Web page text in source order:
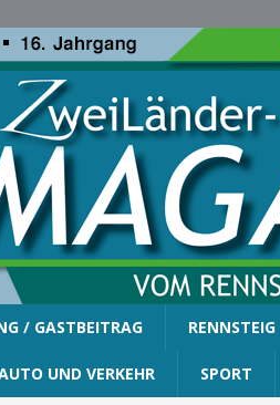
/ GASTBEITRAG RENNSTEIG
UND VERKEHR SPORT